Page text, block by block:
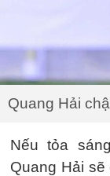
Quang Hải
Nếu tỏa
Quang Hải